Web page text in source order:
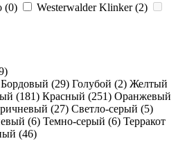
(0) Westerwalder Klinker(2)
)
Бордовый (29) Голубой (2) Желтый
(181) Красный (251) Оранжевый
(27) Светло-серый (5)
(6) Темно-серый (6) Терракот
(46)